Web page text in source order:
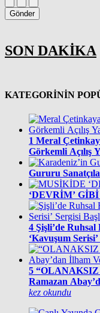
Gönder
SON DAKİKA
KATEGORİNİN
1 Meral
Görkemli Açılış
Gururu
‘DEVRİM’
4 Şişli’de
‘Kavuşum
5 “OLANAKSIZ
Ramazan
kez okundu